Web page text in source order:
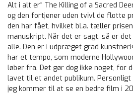
Alt i alt er" The Killing of a Sacred
og den fortjener uden tvivl de flotte
den har fået, hvilket bl.a. tæller
manuskript. Når det er sagt, så er
alle. Den er i udpræget grad
har et tempo, som moderne
løber fra. Det gør dog ikke noget, for
lavet til et andet publikum. Personligt
jeg kommer til at se en bedre film i